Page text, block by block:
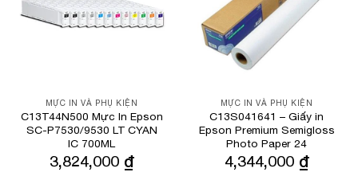
MỰC IN VÀ PHỤ KIỆN
C13T44N500 Mực In Epson
SC-P7530/9530 LT CYAN
IC 700ML
3,824,000 ₫
MỰC IN VÀ PHỤ KIỆN
C13S041641 – Giấy in
Epson Premium Semigloss
Photo Paper 24
4,344,000 ₫